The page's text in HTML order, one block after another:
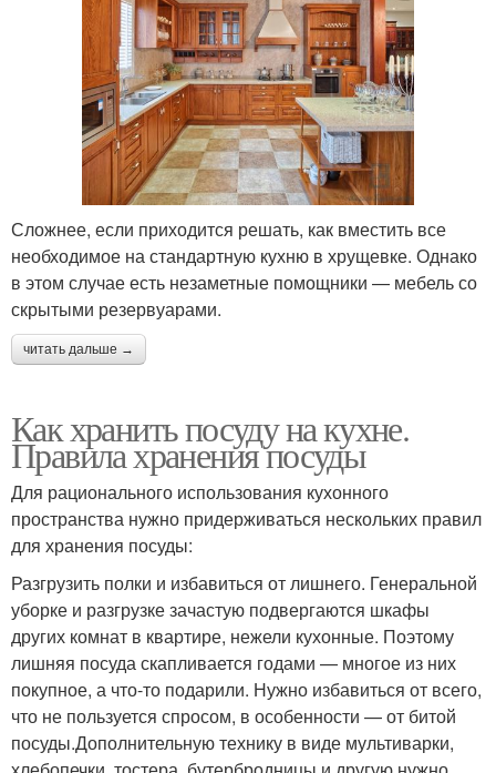
Сложнее, если приходится решать, как вместить все
необходимое на стандартную кухню в хрущевке. Однако
в этом случае есть незаметные помощники — мебель со
скрытыми резервуарами.
читать дальше →
Как хранить посуду на кухне.
Правила хранения посуды
Для рационального использования кухонного
пространства нужно придерживаться нескольких правил
для хранения посуды:
Разгрузить полки и избавиться от лишнего. Генеральной
уборке и разгрузке зачастую подвергаются шкафы
других комнат в квартире, нежели кухонные. Поэтому
лишняя посуда скапливается годами — многое из них
покупное, а что-то подарили. Нужно избавиться от всего,
что не пользуется спросом, в особенности — от битой
посуды.Дополнительную технику в виде мультиварки,